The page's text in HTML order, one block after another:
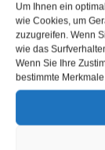
Um Ihnen ein
wie Cookies, um
zuzugreifen. Wenn
wie das
Wenn Sie Ihre
bestimmte
✓ Impregnante
✓ Efficace fino
✓